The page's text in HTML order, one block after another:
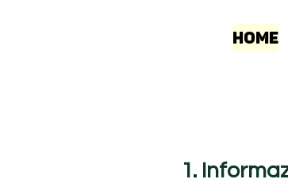
Home
1.